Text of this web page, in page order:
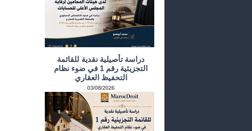
دراسة تأصيلية نقدية للقائمة
التجزيئية رقم 1 في ضوء نظام
التحفيظ العقاري
03/08/2026